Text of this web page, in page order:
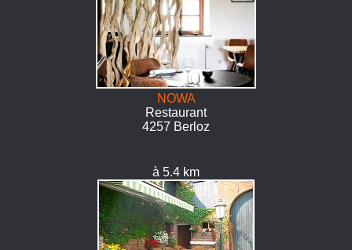
NOWA
Restaurant
4257 Berloz
à 5.4 km